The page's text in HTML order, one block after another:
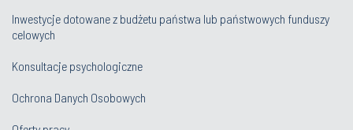
Inwestycje dotowane z budżetu państwa lub państwowych funduszy
celowych
Konsultacje psychologiczne
Ochrona Danych Osobowych